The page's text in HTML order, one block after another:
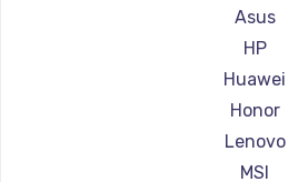
Ремонт ноутбуков
Ремонт ноутбуков
Ремонт ноутбуков
Ремонт ноутбуков
Ремонт ноутбуков
Ремонт ноутбуков
Asus
HP
Huawei
Honor
Lenovo
MSI